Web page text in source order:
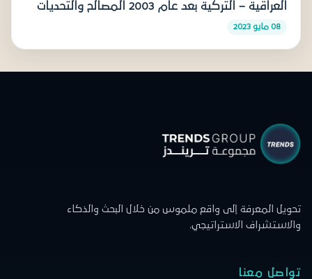
العراقية – التركية بعد عام 2003 المصالح والتحديات
08 مايو 2023
تحويل المعرفة إلى واقع ملموس من خلال البحث والذكاء
والاستشراف الاستراتيجي.
تواصل معنا